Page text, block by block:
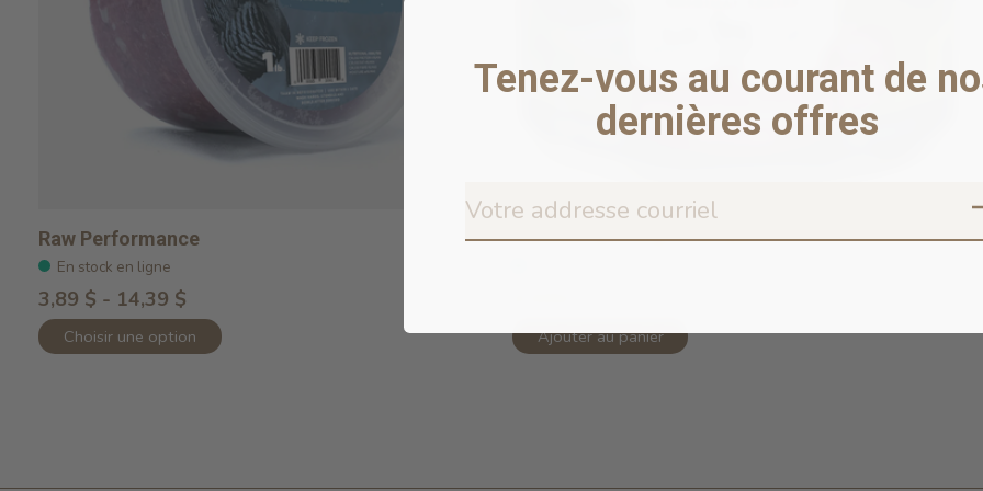
Raw Performance
En stock en ligne
3,89 $ - 14,39 $
Choisir une option
Venison Wet Dog Food 6oz
Ajouter au panier
Tenez-vous au courant de
dernières offres